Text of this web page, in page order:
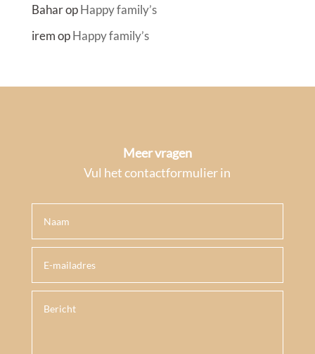
BaharopHappy family’s
iremopHappy family’s
Meer vragen
Vul het contactformulier in